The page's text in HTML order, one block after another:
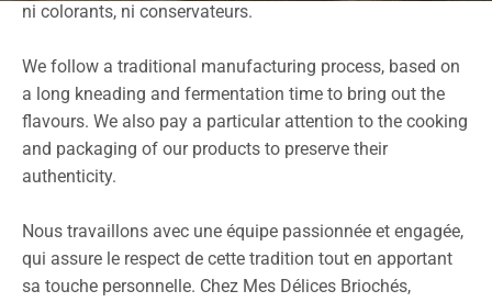
ni colorants, ni conservateurs.
We follow a traditional manufacturing process, based on
a long kneading and fermentation time to bring out the
flavours. We also pay a particular attention to the cooking
and packaging of our products to preserve their
authenticity.
Nous travaillons avec une équipe passionnée et engagée,
qui assure le respect de cette tradition tout en apportant
sa touche personnelle. Chez Mes Délices Briochés,